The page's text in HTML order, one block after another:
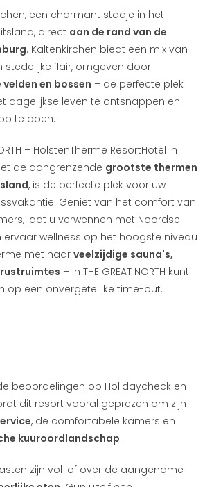
een charmant stadje in het
direct aan de rand van de
. Kaltenkirchen biedt een mix van
stedelijke flair, omgeven door
en bossen – de perfecte plek
dagelijkse leven te ontsnappen en
te doen.
– HolstenTherme ResortHotel in
de aangrenzende grootste thermen
, is de perfecte plek voor uw
Geniet van het comfort van
laat u verwennen met Noordse
ervaar wellness op het hoogste niveau
met haar veelzijdige sauna's,
– in THE GREAT NORTH kunt
op een onvergetelijke time-out.
beoordelingen op Holidaycheck en
dit resort vooral geprezen om zijn
, de comfortabele kamers en
kuuroordlandschap.
zijn vol lof over de aangename